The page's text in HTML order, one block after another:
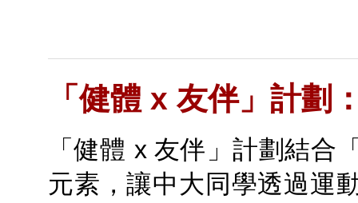
「健體 x 友伴」計劃
「健體 x 友伴」計劃結合
元素，讓中大同學透過運